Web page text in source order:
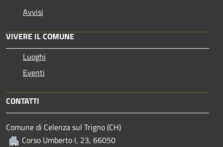
Avvisi
VIVERE IL COMUNE
Luoghi
Eventi
CONTATTI
Comune di Celenza sul Trigno (CH)
Corso Umberto I, 23, 66050